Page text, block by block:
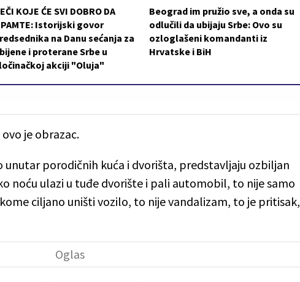
KOJE ĆE SVI DOBRO DA
Istorijski govor
na Danu sećanja za
i proterane Srbe u
akciji "Oluja"
Beograd im pružio sve, a onda su
odlučili da ubijaju Srbe: Ovo su
ozloglašeni komandanti iz
Hrvatske i BiH
je obrazac.
unutar porodičnih kuća i dvorišta, predstavljaju ozbiljan
noću ulazi u tuđe dvorište i pali automobil, to nije samo
ciljano uništi vozilo, to nije vandalizam, to je pritisak,